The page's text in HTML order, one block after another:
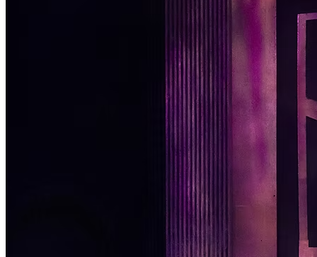
Código Corporativo de Conduta Ética
Educação Financeira
Política de Prevenção à Lavagem de Dinheiro
Política de Privacidade